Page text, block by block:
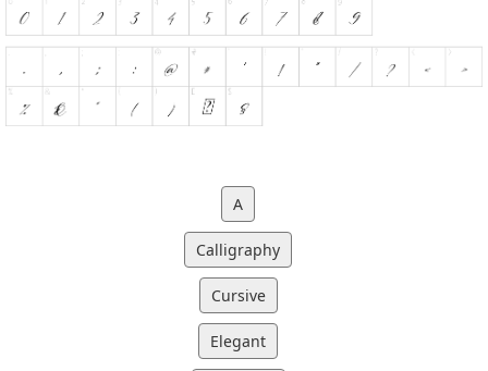
A
Calligraphy
Cursive
Elegant